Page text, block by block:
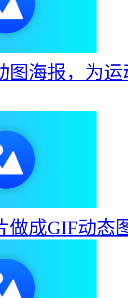
图海报，为
做成GIF动态